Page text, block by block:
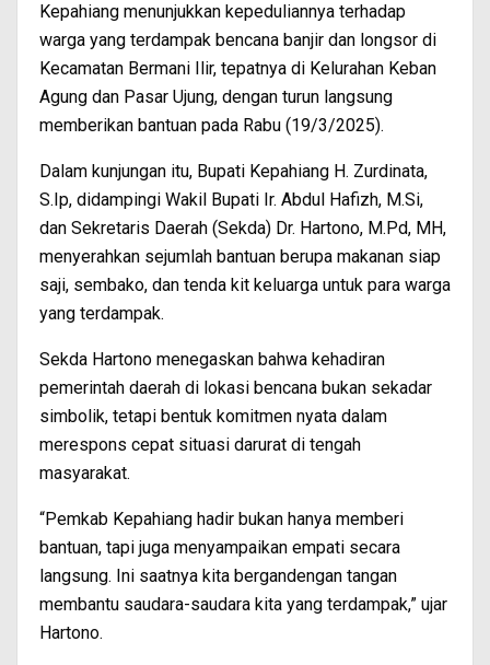
Kepahiang menunjukkan kepeduliannya terhadap
warga yang terdampak bencana banjir dan longsor di
Kecamatan Bermani Ilir, tepatnya di Kelurahan Keban
Agung dan Pasar Ujung, dengan turun langsung
memberikan bantuan pada Rabu (19/3/2025).
Dalam kunjungan itu, Bupati Kepahiang H. Zurdinata,
S.Ip, didampingi Wakil Bupati Ir. Abdul Hafizh, M.Si,
dan Sekretaris Daerah (Sekda) Dr. Hartono, M.Pd, MH,
menyerahkan sejumlah bantuan berupa makanan siap
saji, sembako, dan tenda kit keluarga untuk para warga
yang terdampak.
Sekda Hartono menegaskan bahwa kehadiran
pemerintah daerah di lokasi bencana bukan sekadar
simbolik, tetapi bentuk komitmen nyata dalam
merespons cepat situasi darurat di tengah
masyarakat.
“Pemkab Kepahiang hadir bukan hanya memberi
bantuan, tapi juga menyampaikan empati secara
langsung. Ini saatnya kita bergandengan tangan
membantu saudara-saudara kita yang terdampak,” ujar
Hartono.